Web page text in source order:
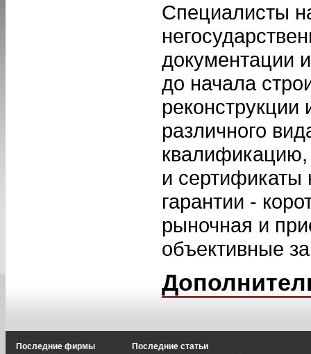
Специалисты
документации
до начала
различного
и
гарантии -
рыночная и
объективные
Последние фирмы Последние статьи